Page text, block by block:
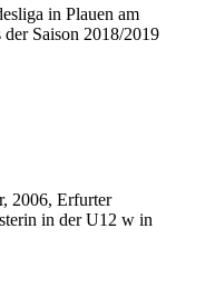
in Plauen am
Saison 2018/2019
2006, Erfurter
in der U12 w in